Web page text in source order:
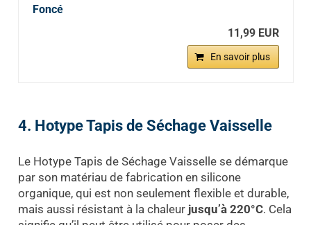
Foncé
11,99 EUR
En savoir plus
4. Hotype Tapis de Séchage Vaisselle
Le Hotype Tapis de Séchage Vaisselle se démarque
par son matériau de fabrication en silicone
organique, qui est non seulement flexible et durable,
mais aussi résistant à la chaleur jusqu’à 220°C. Cela